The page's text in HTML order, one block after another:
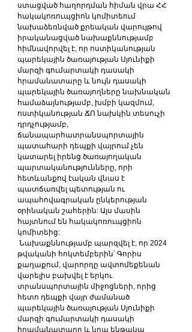
ստացված հաղորդման հիման վրա ՀՀ
հակակոռուպցիոն կոմիտեում
նախաձեռնված քրեական վարույթով
իրականացված նախաքննությամբ
հիմնավորվել է, որ ոստիկանության
պարեկային ծառայության Սյունիքի
մարզի գումարտակի դասակի
հրամանատարը և նույն դասակի
պարեկային ծառայողները նախնական
համաձայնությամբ, խմբի կազմում,
ոստիկանության ՃՈ նախկին տեսուչի
դրդչությամբ,
ճանապարհատրանսպորտային
պատահարի դեպքի վայրում չեն
կատարել իրենց ծառայողական
պարտականությունները, որի
հետևանքով էական վնաս է
պատճառվել պետության ու
ապահովագրական ընկերության
օրինական շահերին: Այս մասին
հայտնում են հակակոռուպցիոն
կոմիտեից:
Նախաքննությամբ պարզվել է, որ 2024
թվականի հոկտեմբերին՝ Գորիս
քաղաքում, վարորդը ավտոմեքենան
վարելիս բախվել է երկու
տրանսպորտային միջոցների, որից
հետո դեպքի վայր ժամանած
պարեկային ծառայության Սյունիքի
մարզի գումարտակի դասակի
հրամանատարը և նրա ենթակա